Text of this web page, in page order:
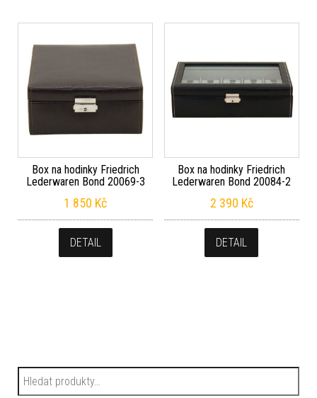
Box na hodinky Friedrich
Lederwaren Bond 20069-3
1 850 Kč
DETAIL
Box na hodinky Friedrich
Lederwaren Bond 20084-2
2 390 Kč
DETAIL
Hledat: